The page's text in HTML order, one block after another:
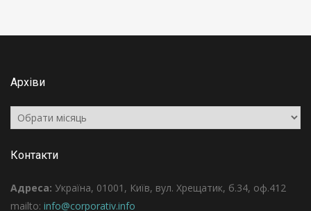
Архіви
Архіви
Контакти
Адреса: Україна, 01001, Київ, вул. Хрещатик, б.34, оф.412
mailto: info@corporativ.info